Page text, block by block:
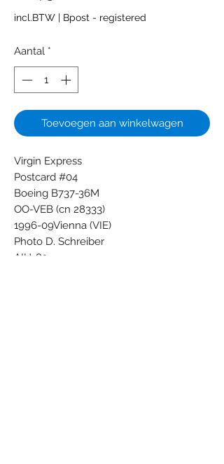
incl.BTW | Bpost - registered
Aantal *
Toevoegen aan winkelwagen
Virgin Express
Postcard #04
Boeing B737-36M
OO-VEB (cn 28333)
1996-09Vienna (VIE)
Photo D. Schreiber
AIH-83